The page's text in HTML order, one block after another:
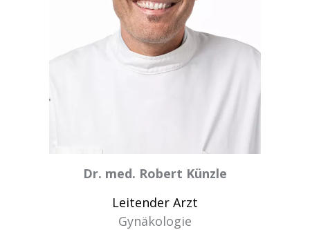
Dr. med. Robert Künzle
Leitender Arzt
Gynäkologie